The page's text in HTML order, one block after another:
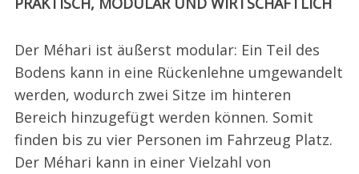
Der Méhari ist äußerst modular: Ein Teil des
Bodens kann in eine Rückenlehne umgewandelt
werden, wodurch zwei Sitze im hinteren
Bereich hinzugefügt werden können. Somit
finden bis zu vier Personen im Fahrzeug Platz.
Der Méhari kann in einer Vielzahl von